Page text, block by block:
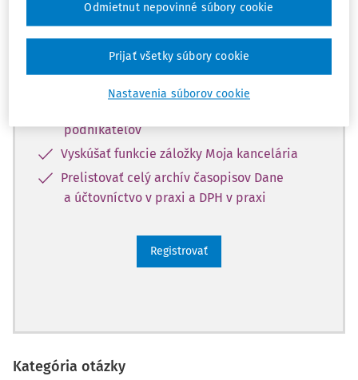
Vďaka registrácii si môžete
Prečítať platené články na portáli
Prezerať predpisy
podnikateľov
Vyskúšať funkcie záložky Moja kancelária
Prelistovať celý archív časopisov Dane
a účtovníctvo v praxi a DPH v praxi
Registrovať
Kategória otázky
Nastavenia súborov cookie
Odmietnut nepovinné súbory cookie
Prijať všetky súbory cookie